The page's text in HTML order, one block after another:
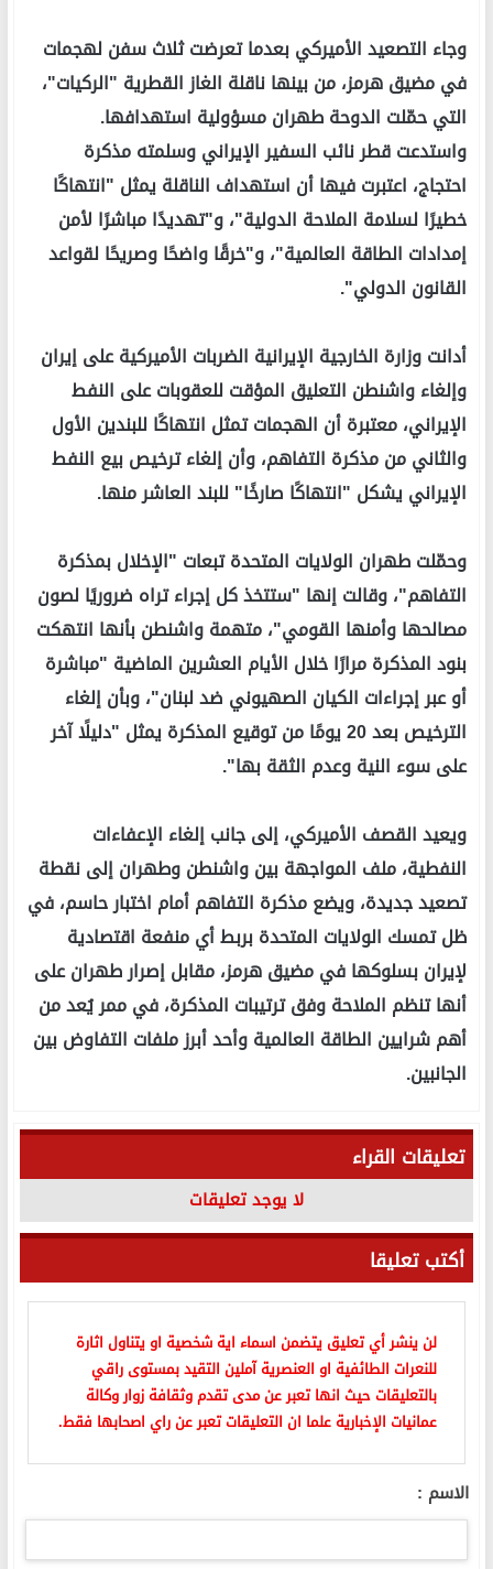
وجاء التصعيد الأميركي بعدما تعرضت ثلاث سفن لهجمات
في مضيق هرمز، من بينها ناقلة الغاز القطرية "الركيات"،
التي حمّلت الدوحة طهران مسؤولية استهدافها.
واستدعت قطر نائب السفير الإيراني وسلمته مذكرة
احتجاج، اعتبرت فيها أن استهداف الناقلة يمثل "انتهاكًا
خطيرًا لسلامة الملاحة الدولية"، و"تهديدًا مباشرًا لأمن
إمدادات الطاقة العالمية"، و"خرقًا واضحًا وصريحًا لقواعد
القانون الدولي".
أدانت وزارة الخارجية الإيرانية الضربات الأميركية على إيران
وإلغاء واشنطن التعليق المؤقت للعقوبات على النفط
الإيراني، معتبرة أن الهجمات تمثل انتهاكًا للبندين الأول
والثاني من مذكرة التفاهم، وأن إلغاء ترخيص بيع النفط
الإيراني يشكل "انتهاكًا صارخًا" للبند العاشر منها.
وحمّلت طهران الولايات المتحدة تبعات "الإخلال بمذكرة
التفاهم"، وقالت إنها "ستتخذ كل إجراء تراه ضروريًا لصون
مصالحها وأمنها القومي"، متهمة واشنطن بأنها انتهكت
بنود المذكرة مرارًا خلال الأيام العشرين الماضية "مباشرة
أو عبر إجراءات الكيان الصهيوني ضد لبنان"، وبأن إلغاء
الترخيص بعد 20 يومًا من توقيع المذكرة يمثل "دليلًا آخر
على سوء النية وعدم الثقة بها".
ويعيد القصف الأميركي، إلى جانب إلغاء الإعفاءات
النفطية، ملف المواجهة بين واشنطن وطهران إلى نقطة
تصعيد جديدة، ويضع مذكرة التفاهم أمام اختبار حاسم، في
ظل تمسك الولايات المتحدة بربط أي منفعة اقتصادية
لإيران بسلوكها في مضيق هرمز، مقابل إصرار طهران على
أنها تنظم الملاحة وفق ترتيبات المذكرة، في ممر يُعد من
أهم شرايين الطاقة العالمية وأحد أبرز ملفات التفاوض بين
الجانبين.
تعليقات القراء
لا يوجد تعليقات
أكتب تعليقا
لن ينشر أي تعليق يتضمن اسماء اية شخصية او يتناول اثارة
للنعرات الطائفية او العنصرية آملين التقيد بمستوى راقي
بالتعليقات حيث انها تعبر عن مدى تقدم وثقافة زوار وكالة
عمانيات الإخبارية علما ان التعليقات تعبر عن راي اصحابها فقط.
الاسم :